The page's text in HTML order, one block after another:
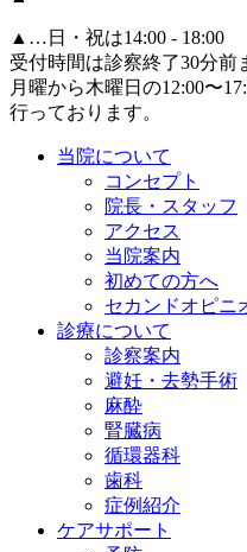
▲ …日・祝は14:00 - 18:00
受付時間は診察終了30分前
月曜から木曜日の12:00〜
行っております。
当院について
コンセプト
院長・スタッフ
アクセス
当院案内
初めての方へ
セカンドオピニ
診療について
診察案内
避妊・去勢手術
麻酔
腎臓病
循環器科
歯科
症例紹介
ケアサポート